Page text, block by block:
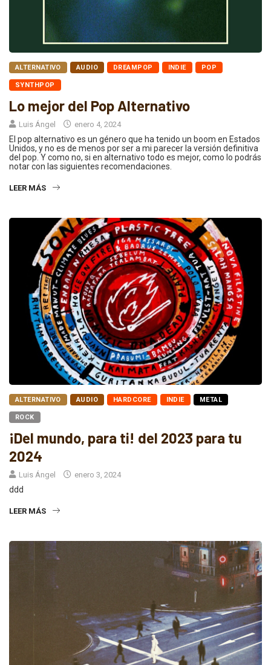
ALTERNATIVO AUDIO DREAMPOP INDIE POP
SYNTHPOP
Lo mejor del Pop Alternativo
Luis Ángel enero 4, 2024
El pop alternativo es un género que ha tenido un boom en Estados
Unidos, y no es de menos por ser a mi parecer la versión definitiva
del pop. Y como no, si en alternativo todo es mejor, como lo podrás
notar con las siguientes recomendaciones.
LEER MÁS
ALTERNATIVO AUDIO HARDCORE INDIE METAL
ROCK
¡Del mundo, para ti! del 2023 para tu
2024
Luis Ángel enero 3, 2024
ddd
LEER MÁS